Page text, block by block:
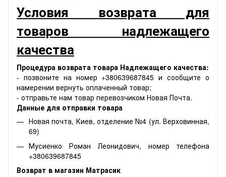
Условия возврата для
товаров надлежащего
качества
Процедура возврата товара Надлежащего качества:
- позвоните на номер +380639687845 и сообщите о
намерении вернуть оплаченный товар;
- отправьте нам товар перевозчиком Новая Почта.
Данные для отправки товара
Новая почта, Киев, отделение №4 (ул. Верховинная,
69)
Мусиенко Роман Леонидович, номер телефона
+380639687845
Возврат в магазин Матрасик